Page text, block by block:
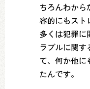
ちろんわか
容的にもスト
多くは犯罪に
ラブルに関
て、何か他に
たんです。